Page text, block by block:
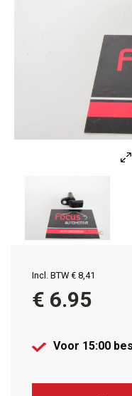
Incl. BTW € 8,41
€ 6.95
Voor 15:00